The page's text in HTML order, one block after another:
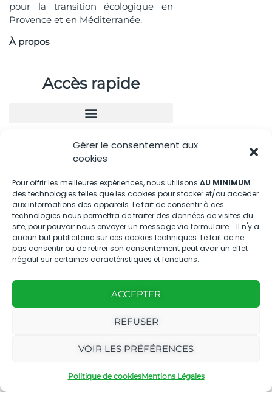
Gérer le consentement aux
cookies
Pour offrir les meilleures expériences, nous utilisons AU MINIMUM
des technologies telles que les cookies pour stocker et/ou accéder
aux informations des appareils. Le fait de consentir à ces
technologies nous permettra de traiter des données de visites du
site, pour pouvoir nous envoyer un message via formulaire... Il n'y a
aucun but publicitaire sur ces cookies techniques. Le fait de ne
pas consentir ou de retirer son consentement peut avoir un effet
négatif sur certaines caractéristiques et fonctions.
ACCEPTER
REFUSER
VOIR LES PRÉFÉRENCES
Politique de cookiesMentions Légales
pour la transition écologique en
Provence et en Méditerranée.
À propos
Accès rapide
Nous contacter
04.88.08.75.28
contactBT@bleu-tomate.fr
Kit média
Kit média Bleu Tomate
Nous suivre